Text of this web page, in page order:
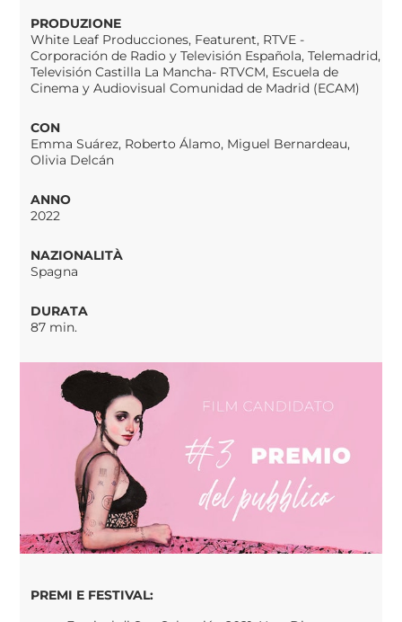
PRODUZIONE
White Leaf Producciones, Featurent, RTVE -
Corporación de Radio y Televisión Española, Telemadrid,
Televisión Castilla La Mancha- RTVCM, Escuela de
Cinema y Audiovisual Comunidad de Madrid (ECAM)
CON
Emma Suárez, Roberto Álamo, Miguel Bernardeau,
Olivia Delcán
ANNO
2022
NAZIONALITÀ
Spagna
DURATA
87 min.
PREMI E FESTIVAL: